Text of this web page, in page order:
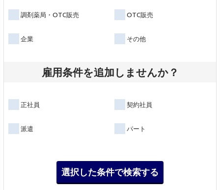
調剤薬局・OTC販売 OTC販売
企業 その他
雇用条件を追加しませんか？
正社員 契約社員
派遣 パート